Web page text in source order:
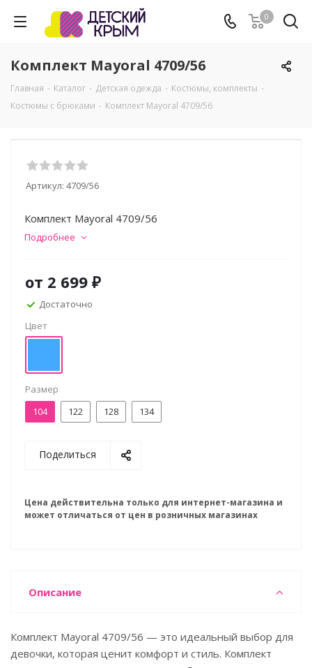
0
Комплект Mayoral 4709/56
Главная - Каталог - Детская одежда - Костюмы, комплекты -
Костюмы с брюками - Комплект Mayoral 4709/56
Артикул: 4709/56
Комплект Mayoral 4709/56
Подробнее
от 2 699 ₽
Достаточно
Цвет
Размер
104
122 128 134
Поделиться
Цена действительна только для интернет-магазина и
может отличаться от цен в розничных магазинах
Описание
Комплект Mayoral 4709/56 — это идеальный выбор для
девочки, которая ценит комфорт и стиль. Комплект